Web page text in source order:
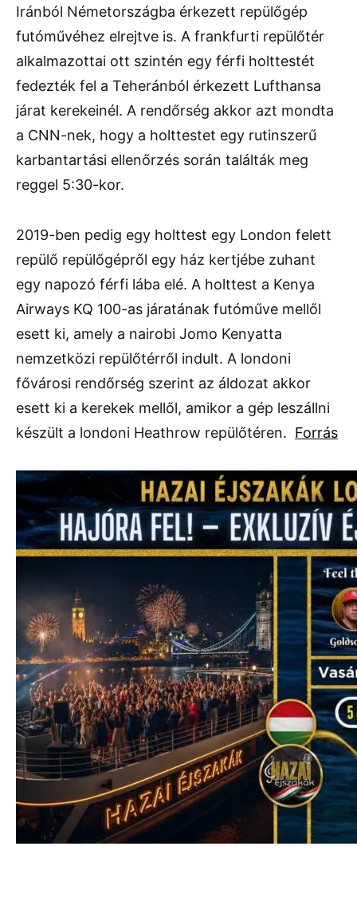
Iránból Németországba érkezett repülőgép
futóművéhez elrejtve is. A frankfurti repülőtér
alkalmazottai ott szintén egy férfi holttestét
fedezték fel a Teheránból érkezett Lufthansa
járat kerekeinél. A rendőrség akkor azt mondta
a CNN-nek, hogy a holttestet egy rutinszerű
karbantartási ellenőrzés során találták meg
reggel 5:30-kor.
2019-ben pedig egy holttest egy London felett
repülő repülőgépről egy ház kertjébe zuhant
egy napozó férfi lába elé. A holttest a Kenya
Airways KQ 100-as járatának futóműve mellől
esett ki, amely a nairobi Jomo Kenyatta
nemzetközi repülőtérről indult. A londoni
fővárosi rendőrség szerint az áldozat akkor
esett ki a kerekek mellől, amikor a gép leszállni
készült a londoni Heathrow repülőtéren. Forrás